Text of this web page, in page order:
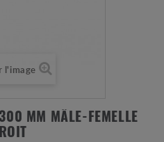
l'image
MM MÂLE-FEMELLE